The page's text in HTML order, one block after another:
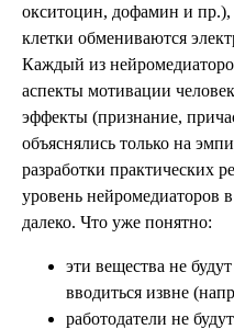
окситоцин, дофамин и
клетки обмениваются
Каждый из
аспекты мотивации
эффекты (признание,
объяснялись только на
разработки практических
уровень нейромедиаторов
далеко. Что уже понятно:
эти вещества не
вводиться извне
работодатели не